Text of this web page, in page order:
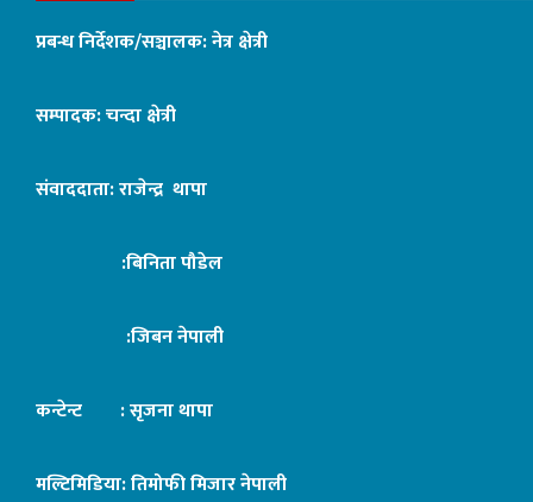
प्रबन्ध निर्देशक/सञ्चालक: नेत्र क्षेत्री
सम्पादक: चन्दा क्षेत्री
संवाददाता: राजेन्द्र थापा
:बिनिता पौडेल
:जिबन नेपाली
कन्टेन्ट : सृजना थापा
मल्टिमिडिया: तिमोफी मिजार नेपाली